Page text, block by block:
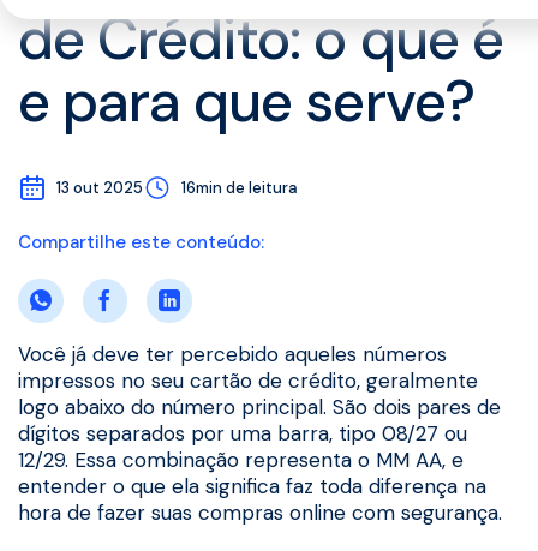
de Crédito: o que é
e para que serve?
13 out 2025 16min de leitura
Você já deve ter percebido aqueles números
impressos no seu cartão de crédito, geralmente
logo abaixo do número principal. São dois pares de
dígitos separados por uma barra, tipo 08/27 ou
12/29. Essa combinação representa o MM AA, e
entender o que ela significa faz toda diferença na
hora de fazer suas compras online com segurança.
Compartilhe este conteúdo: